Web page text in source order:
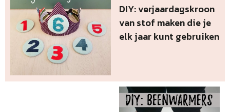
DIY: verjaardagskroon
van stof maken die je
elk jaar kunt gebruiken